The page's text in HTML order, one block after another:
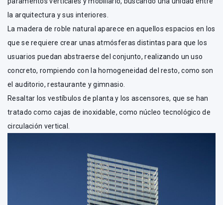
la arquitectura y sus interiores.
La madera de roble natural aparece en aquellos espacios en los
que se requiere crear unas atmósferas distintas para que los
usuarios puedan abstraerse del conjunto, realizando un uso
concreto, rompiendo con la homogeneidad del resto, como son
el auditorio, restaurante y gimnasio.
Resaltar los vestíbulos de planta y los ascensores, que se han
tratado como cajas de inoxidable, como núcleo tecnológico de
circulación vertical.